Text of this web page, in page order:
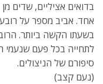
בדואים אציליים, שדים
אחד. אביב מספר על רובע
בשעתו הקשה ביותר.
לתחייה בכל פעם
סיפורם של הניצולים.
(נעם קצב)